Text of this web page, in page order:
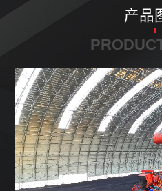
产品